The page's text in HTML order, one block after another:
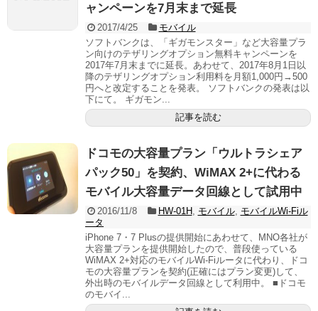
ャンペーンを7月末まで延長
2017/4/25
モバイル
ソフトバンクは、「ギガモンスター」など大容量プラ
ン向けのテザリングオプション無料キャンペーンを
2017年7月末までに延長。あわせて、2017年8月1日以
降のテザリングオプション利用料を月額1,000円→500
円へと改定することを発表。 ソフトバンクの発表は以
下にて。 ギガモン...
記事を読む
ドコモの大容量プラン「ウルトラシェア
パック50」を契約、WiMAX 2+に代わる
モバイル大容量データ回線として試用中
2016/11/8 HW-01H モバイル, モバイルWi-Fiル
ータ
iPhone 7・7 Plusの提供開始にあわせて、MNO各社が
大容量プランを提供開始したので、普段使っている
WiMAX 2+対応のモバイルWi-Fiルータに代わり、ドコ
モの大容量プランを契約(正確にはプラン変更)して、
外出時のモバイルデータ回線として利用中。 ■ドコモ
のモバイ...